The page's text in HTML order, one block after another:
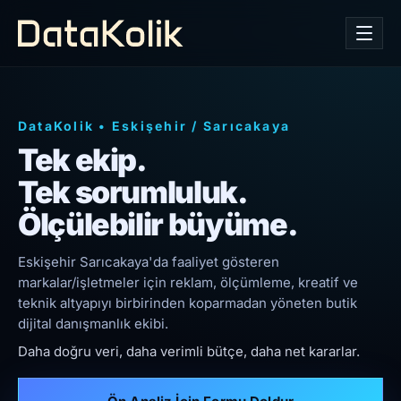
DataKolik • Eskişehir / Sarıcakaya
Tek ekip.
Tek sorumluluk.
Ölçülebilir büyüme.
Eskişehir Sarıcakaya'da faaliyet gösteren
markalar/işletmeler için reklam, ölçümleme, kreatif ve
teknik altyapıyı birbirinden koparmadan yöneten butik
dijital danışmanlık ekibi.
Daha doğru veri, daha verimli bütçe, daha net kararlar.